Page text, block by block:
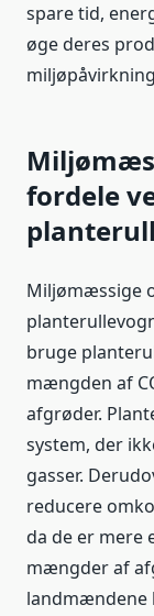
spare tid,
øge deres
fordele
Miljømæssige
bruge
mængden af
afgrøder.
system, der
gasser.
reducere
da de er mere
mængder af
landmændene